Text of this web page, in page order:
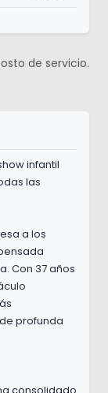
de servicio.
infantil
las
a los
Con 37 años
profunda